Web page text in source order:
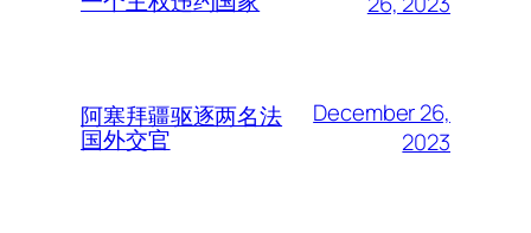
阿塞拜疆驱逐两名法
国外交官
December 26,
2023